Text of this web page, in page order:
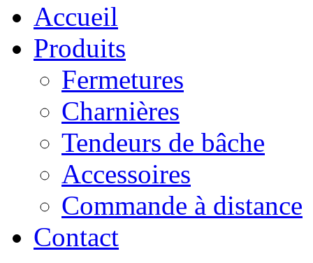
Accueil
Produits
Fermetures
Charnières
Tendeurs de bâche
Accessoires
Commande à distance
Contact